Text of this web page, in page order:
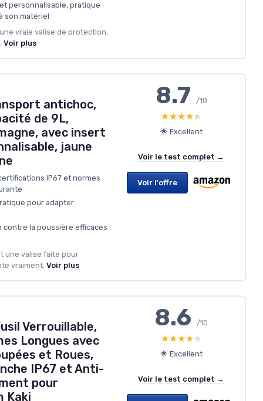
personnalisable, pratique
son matériel
une vraie valise de protection,
Voir plus
antichoc,
de 9L,
avec insert
jaune
IP67 et normes
pour adapter
la poussière efficaces
une valise faite pour
vraiment. Voir plus
8.7 /10
★★★★★
★★★★★
🌟 Excellent
Voir le test complet →
Voir l'offre
Verrouillable,
Longues avec
et Roues,
IP67 et Anti-
pour
Kaki
8.6/10
★★★★★
★★★★★
🌟 Excellent
Voir le test complet →